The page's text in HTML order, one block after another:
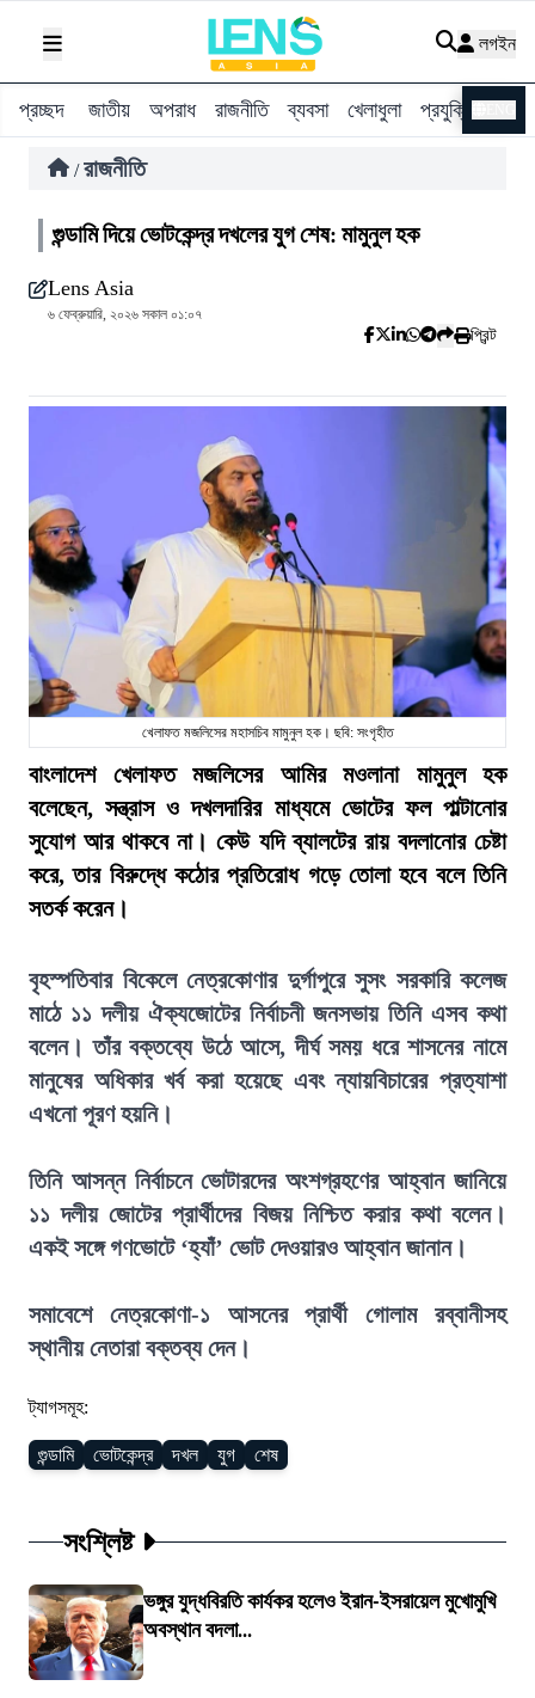
লগইন
প্রচ্ছদ জাতীয় অপরাধ রাজনীতি ব্যবসা খেলাধুলা প্রযুক্তি
/ রাজনীতি
গুন্ডামি দিয়ে ভোটকেন্দ্র দখলের যুগ শেষ: মামুনুল হক
Lens Asia
৬ ফেব্রুয়ারি, ২০২৬ সকাল ০১:০৭
প্রিন্ট
খেলাফত মজলিসের মহাসচিব মামুনুল হক। ছবি: সংগৃহীত
বাংলাদেশ খেলাফত মজলিসের আমির মওলানা মামুনুল হক
বলেছেন, সন্ত্রাস ও দখলদারির মাধ্যমে ভোটের ফল পাল্টানোর
সুযোগ আর থাকবে না। কেউ যদি ব্যালটের রায় বদলানোর চেষ্টা
করে, তার বিরুদ্ধে কঠোর প্রতিরোধ গড়ে তোলা হবে বলে তিনি
সতর্ক করেন।
বৃহস্পতিবার বিকেলে নেত্রকোণার দুর্গাপুরে সুসং সরকারি কলেজ
মাঠে ১১ দলীয় ঐক্যজোটের নির্বাচনী জনসভায় তিনি এসব কথা
বলেন। তাঁর বক্তব্যে উঠে আসে, দীর্ঘ সময় ধরে শাসনের নামে
মানুষের অধিকার খর্ব করা হয়েছে এবং ন্যায়বিচারের প্রত্যাশা
এখনো পূরণ হয়নি।
তিনি আসন্ন নির্বাচনে ভোটারদের অংশগ্রহণের আহ্বান জানিয়ে
১১ দলীয় জোটের প্রার্থীদের বিজয় নিশ্চিত করার কথা বলেন।
একই সঙ্গে গণভোটে ‘হ্যাঁ’ ভোট দেওয়ারও আহ্বান জানান।
সমাবেশে নেত্রকোণা-১ আসনের প্রার্থী গোলাম রব্বানীসহ
স্থানীয় নেতারা বক্তব্য দেন।
ট্যাগসমূহ:
গুন্ডামি ভোটকেন্দ্র দখল যুগ শেষ
সংশ্লিষ্ট
ভঙ্গুর যুদ্ধবিরতি কার্যকর হলেও ইরান-ইসরায়েল মুখোমুখি
অবস্থান বদলা...